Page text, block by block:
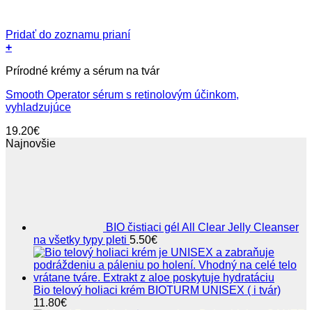
Pridať do zoznamu prianí
+
Prírodné krémy a sérum na tvár
Smooth Operator sérum s retinolovým účinkom,
vyhladzujúce
19.20€
Najnovšie
BIO čistiaci gél All Clear Jelly Cleanser
na všetky typy pleti 5.50€
Bio telový holiaci krém BIOTURM UNISEX ( i tvár)
11.80€